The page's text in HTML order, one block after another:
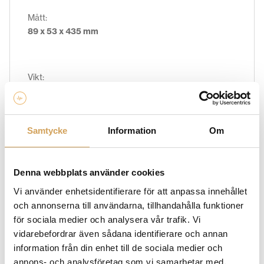
Samtycke Information Om
Denna webbplats använder cookies
Vi använder enhetsidentifierare för att anpassa innehållet
och annonserna till användarna, tillhandahålla funktioner
för sociala medier och analysera vår trafik. Vi
vidarebefordrar även sådana identifierare och annan
information från din enhet till de sociala medier och
annons- och analysföretag som vi samarbetar med.
Mått:
89 x 53 x 435 mm
Vikt:
Garanti:
2 års garanti
Ytterligare information